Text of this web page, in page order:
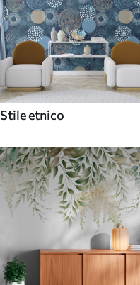
Stile etnico